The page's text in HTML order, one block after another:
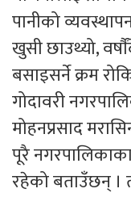
पानीको
खुसी छाउथ्यो,
बसाइसर्ने क्रम
गोदावरी
मोहनप्रसाद
पूरै
रहेको बताउँछन् ।